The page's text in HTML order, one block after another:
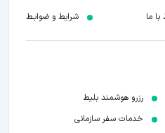
با ما شرایط و ضوابـط
رزرو هوشمند بلیط
خدمات سفر سازمانی